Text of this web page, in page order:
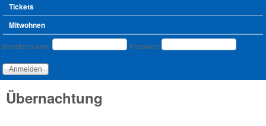
Tickets
Mitwohnen
Benutzeranmeldung
Benutzername Passwort
Übernachtung